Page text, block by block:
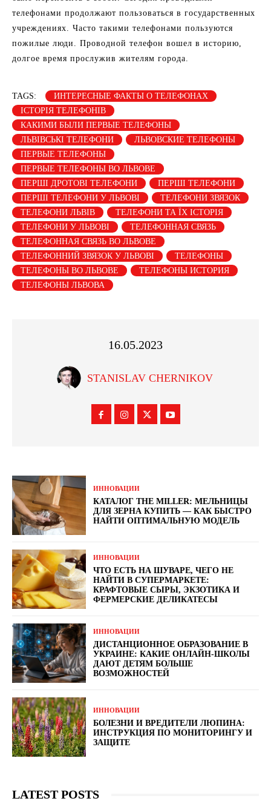
телефонами продолжают пользоваться в государственных
учреждениях. Часто такими телефонами пользуются
пожилые люди. Проводной телефон вошел в историю,
долгое время прослужив жителям города.
TAGS:
ИНТЕРЕСНЫЕ ФАКТЫ О ТЕЛЕФОНАХ
ІСТОРІЯ ТЕЛЕФОНІВ
КАКИМИ БЫЛИ ПЕРВЫЕ ТЕЛЕФОНЫ
ЛЬВІВСЬКІ ТЕЛЕФОНИ
ЛЬВОВСКИЕ ТЕЛЕФОНЫ
ПЕРВЫЕ ТЕЛЕФОНЫ
ПЕРВЫЕ ТЕЛЕФОНЫ ВО ЛЬВОВЕ
ПЕРШІ ДРОТОВІ ТЕЛЕФОНИ
ПЕРШІ ТЕЛЕФОНИ
ПЕРШІ ТЕЛЕФОНИ У ЛЬВОВІ
ТЕЛЕФОНИ ЗВЯЗОК
ТЕЛЕФОНИ ЛЬВІВ
ТЕЛЕФОНИ ТА ЇХ ІСТОРІЯ
ТЕЛЕФОНИ У ЛЬВОВІ
ТЕЛЕФОННАЯ СВЯЗЬ
ТЕЛЕФОННАЯ СВЯЗЬ ВО ЛЬВОВЕ
ТЕЛЕФОННИЙ ЗВЯЗОК У ЛЬВОВІ
ТЕЛЕФОНЫ
ТЕЛЕФОНЫ ВО ЛЬВОВЕ
ТЕЛЕФОНЫ ИСТОРИЯ
ТЕЛЕФОНЫ ЛЬВОВА
16.05.2023
STANISLAV CHERNIKOV
ИННОВАЦИИ
КАТАЛОГ THE MILLER: МЕЛЬНИЦЫ
ДЛЯ ЗЕРНА КУПИТЬ — КАК БЫСТРО
НАЙТИ ОПТИМАЛЬНУЮ МОДЕЛЬ
ИННОВАЦИИ
ЧТО ЕСТЬ НА ШУВАРЕ, ЧЕГО НЕ
НАЙТИ В СУПЕРМАРКЕТЕ:
КРАФТОВЫЕ СЫРЫ, ЭКЗОТИКА И
ФЕРМЕРСКИЕ ДЕЛИКАТЕСЫ
ИННОВАЦИИ
ДИСТАНЦИОННОЕ ОБРАЗОВАНИЕ В
УКРАИНЕ: КАКИЕ ОНЛАЙН-ШКОЛЫ
ДАЮТ ДЕТЯМ БОЛЬШЕ
ВОЗМОЖНОСТЕЙ
ИННОВАЦИИ
БОЛЕЗНИ И ВРЕДИТЕЛИ ЛЮПИНА:
ИНСТРУКЦИЯ ПО МОНИТОРИНГУ И
ЗАЩИТЕ
LATEST POSTS